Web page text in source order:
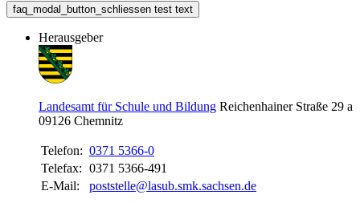
faq_modal_button_schliessen test text
Herausgeber
Landesamt für Schule und Bildung Reichenhainer Straße 29 a
09126 Chemnitz
Telefon: 0371 5366-0
Telefax: 0371 5366-491
E-Mail:
poststelle@lasub.smk.sachsen.de